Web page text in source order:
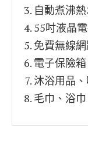
自動煮沸
55吋液晶
免費無線
電子保險箱
沐浴用品
毛巾、浴